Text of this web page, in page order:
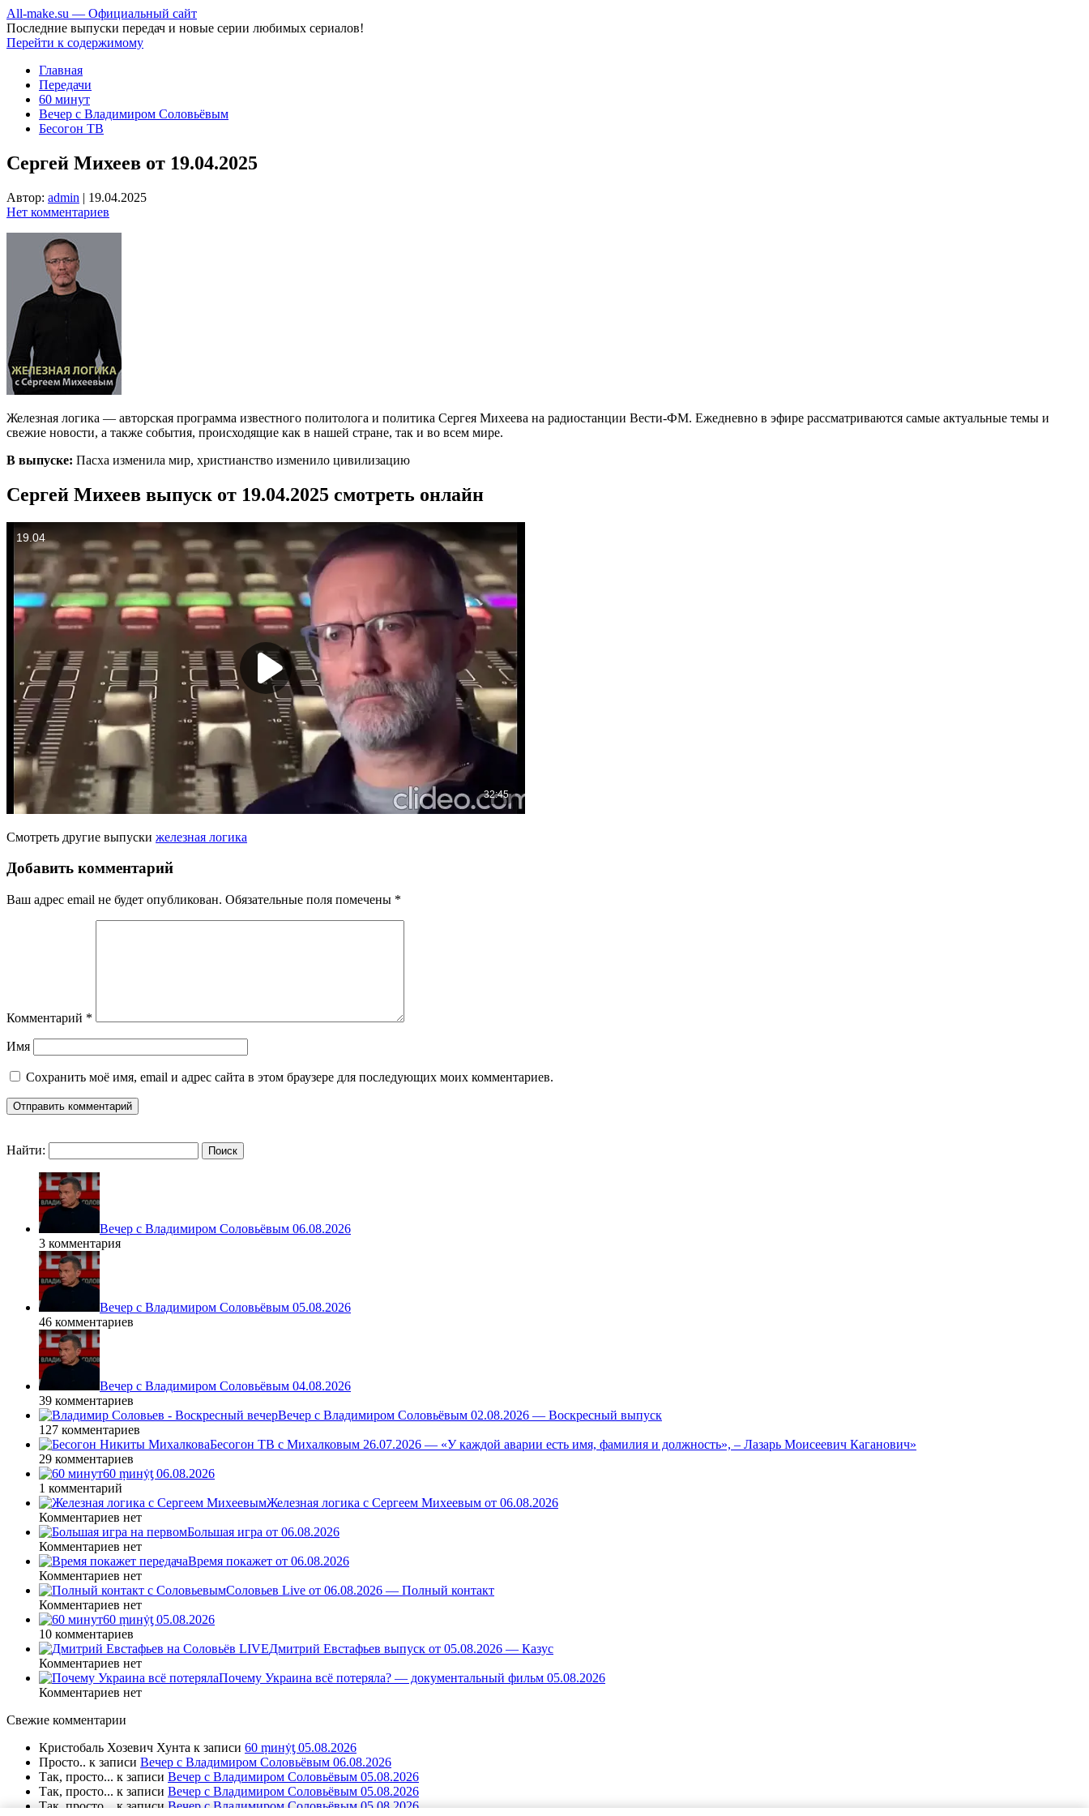
All-make.su — Официальный сайт
Последние выпуски передач и новые серии любимых сериалов!
Перейти к содержимому
Главная
Передачи
60 минут
Вечер с Владимиром Соловьёвым
Бесогон ТВ
Сергей Михеев от 19.04.2025
Автор: admin | 19.04.2025
Нет комментариев
Железная логика — авторская программа известного политолога и политика Сергея Михеева на радиостанции Вести-ФМ. Ежедневно в эфире рассматриваются самые актуальные темы и
свежие новости, а также события, происходящие как в нашей стране, так и во всем мире.
В выпуске: Пасха изменила мир, христианство изменило цивилизацию
Сергей Михеев выпуск от 19.04.2025 смотреть онлайн
Смотреть другие выпуски железная логика
Добавить комментарий
Ваш адрес email не будет опубликован. Обязательные поля помечены *
Комментарий *
Имя
Сохранить моё имя, email и адрес сайта в этом браузере для последующих моих комментариев.
Найти:
Вечер с Владимиром Соловьёвым 06.08.2026
3 комментария
Вечер с Владимиром Соловьёвым 05.08.2026
46 комментариев
Вечер с Владимиром Соловьёвым 04.08.2026
39 комментариев
Вечер с Владимиром Соловьёвым 02.08.2026 — Воскресный выпуск
127 комментариев
Бесогон ТВ с Михалковым 26.07.2026 — «У каждой аварии есть имя, фамилия и должность», – Лазарь Моисеевич Каганович»
29 комментариев
60 ṃинẏƫ 06.08.2026
1 комментарий
Железная логика с Сергеем Михеевым от 06.08.2026
Комментариев нет
Большая игра от 06.08.2026
Комментариев нет
Время покажет от 06.08.2026
Комментариев нет
Соловьев Live от 06.08.2026 — Полный контакт
Комментариев нет
60 ṃинẏƫ 05.08.2026
10 комментариев
Дмитрий Евстафьев выпуск от 05.08.2026 — Казус
Комментариев нет
Почему Украина всё потеряла? — документальный фильм 05.08.2026
Комментариев нет
Свежие комментарии
Кристобаль Хозевич Хунта к записи 60 ṃинẏƫ 05.08.2026
Просто.. к записи Вечер с Владимиром Соловьёвым 06.08.2026
Так, просто... к записи Вечер с Владимиром Соловьёвым 05.08.2026
Так, просто... к записи Вечер с Владимиром Соловьёвым 05.08.2026
Так, просто...к записиВечер с Владимиром Соловьёвым 05.08.2026